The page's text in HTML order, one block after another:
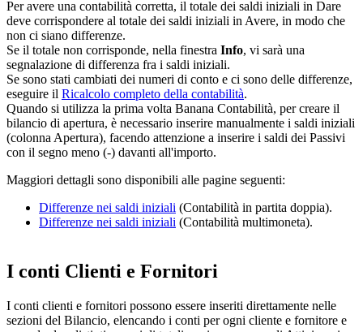
Per avere una contabilità corretta, il totale dei saldi iniziali in Dare
deve corrispondere al totale dei saldi iniziali in Avere, in modo che
non ci siano differenze.
Se il totale non corrisponde, nella finestra Info, vi sarà una
segnalazione di differenza fra i saldi iniziali.
Se sono stati cambiati dei numeri di conto e ci sono delle differenze,
eseguire il Ricalcolo completo della contabilità.
Quando si utilizza la prima volta Banana Contabilità, per creare il
bilancio di apertura, è necessario inserire manualmente i saldi iniziali
(colonna Apertura), facendo attenzione a inserire i saldi dei Passivi
con il segno meno (-) davanti all'importo.
Maggiori dettagli sono disponibili alle pagine seguenti:
Differenze nei saldi iniziali (Contabilità in partita doppia).
Differenze nei saldi iniziali (Contabilità multimoneta).
I conti Clienti e Fornitori
I conti clienti e fornitori possono essere inseriti direttamente nelle
sezioni del Bilancio, elencando i conti per ogni cliente e fornitore e